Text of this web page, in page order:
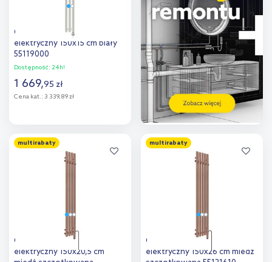
Oltens Stang (e) grzejnik
elektryczny 150x15 cm biały
55119000
Dostępność: 24h!
1 669,95 zł
Cena kat.: 3 339,89 zł
Dodaj do
multirabaty
Oltens Stang (e) grzejnik
elektryczny 150x20,5 cm
multirabaty
Oltens Stang (e) grzejnik
elektryczny 150x26 cm miedź